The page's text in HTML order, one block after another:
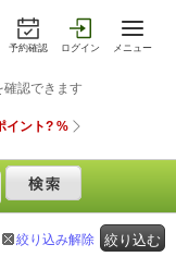
予約確認 ログイン メニュー
絞り込む
絞り込み解除